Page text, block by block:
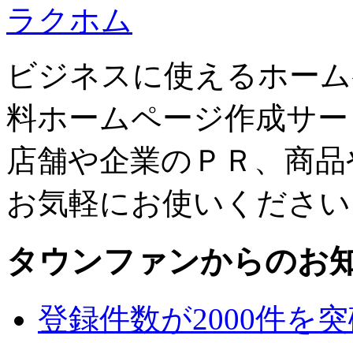
ラクホム
ビジネスに使えるホー
料ホームページ作成サ
店舗や企業のＰＲ、商
お気軽にお使いくださ
タウンファンからのお
登録件数が2000件を